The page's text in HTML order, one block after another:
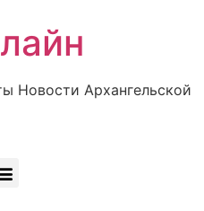
Новости Архангельской